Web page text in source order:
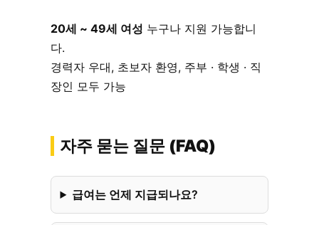
20세 ~ 49세 여성 누구나 지원 가능합니
다.
경력자 우대, 초보자 환영, 주부 · 학생 · 직
장인 모두 가능
자주 묻는 질문 (FAQ)
급여는 언제 지급되나요?